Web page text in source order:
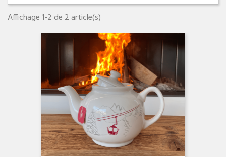
Affichage 1-2 de 2 article(s)
Aperçu rapide